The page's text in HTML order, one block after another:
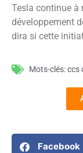
Tesla continue à
développement
dira si cette
Mots-clés:ccs
Facebook